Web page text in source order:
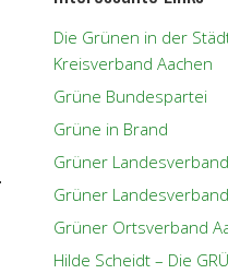
Die Grünen in der
Kreisverband Aachen
Grüne Bundespartei
Grüne in Brand
Grüner
Grüner
Grüner Ortsverband
Hilde Scheidt – Die